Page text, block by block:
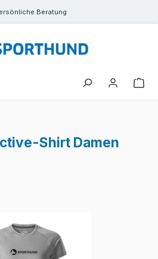
Beratung
Shirt Damen